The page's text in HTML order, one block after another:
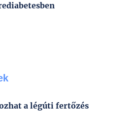
a légúti fertőzés